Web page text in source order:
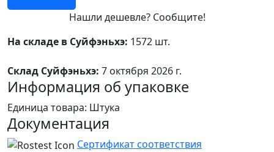
Нашли дешевле? Сообщите!
На складе в Суйфэньхэ: 1572 шт.
Склад Суйфэньхэ: 7 октября 2026 г.
Информация об упаковке
Единица товара: Штука
Документация
Сертификат соответствия